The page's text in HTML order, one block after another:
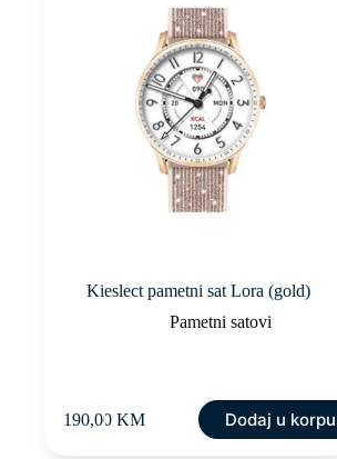
Kieslect pametni sat Lora (gold)
Pametni satovi
190,00KM Dodaj u korpu